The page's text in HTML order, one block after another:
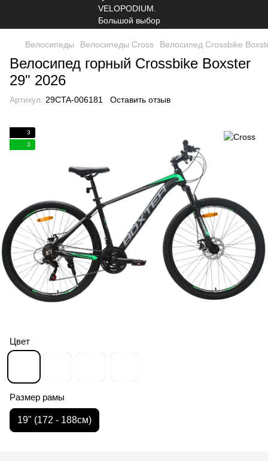
Велосипеды Велосипеды Cross Велосипед Crossbike
Велосипед горный Crossbike Boxster
29" 2026
Артикул: 29СTA-006181 Оставить отзыв
3
3
Цвет
Размер рамы
19" (172 - 188см)